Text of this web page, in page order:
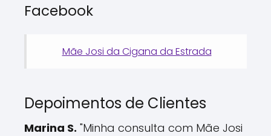
Facebook
Mãe Josi da Cigana da Estrada
Depoimentos de Clientes
Marina S. "Minha consulta com Mãe Josi